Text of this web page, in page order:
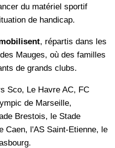
du matériel sportif
de handicap.
, répartis dans les
Mauges, où des familles
de grands clubs.
Sco, Le Havre AC, FC
de Marseille,
Brestois, le Stade
Caen, l'AS Saint-Etienne, le